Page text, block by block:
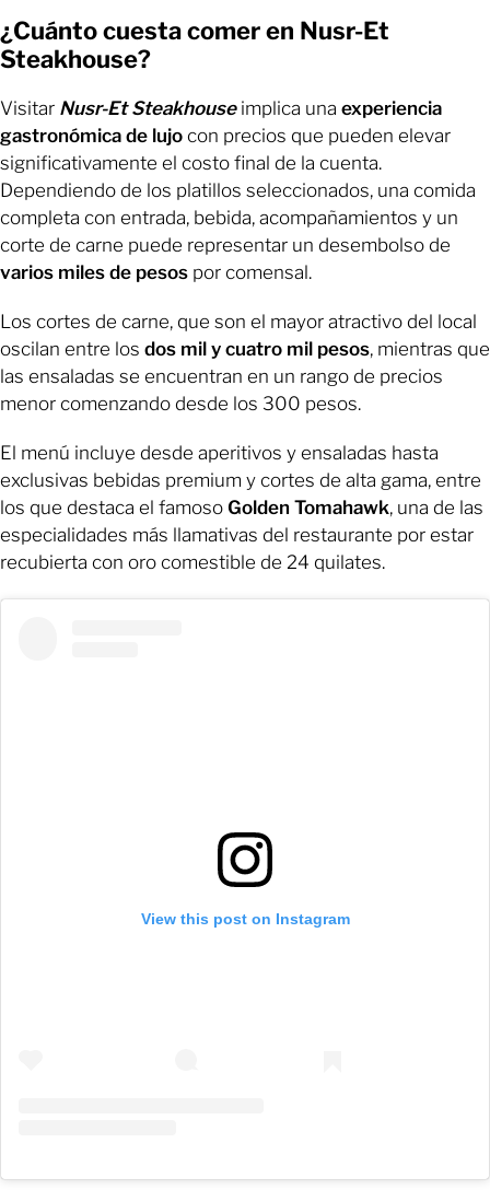
¿Cuánto cuesta comer en Nusr-Et
Steakhouse?
Visitar Nusr-Et Steakhouseimplica una experiencia
gastronómica de lujo con precios que pueden elevar
significativamente el costo final de la cuenta.
Dependiendo de los platillos seleccionados, una comida
completa con entrada, bebida, acompañamientos y un
corte de carne puede representar un desembolso de
varios miles de pesos por comensal.
Los cortes de carne, que son el mayor atractivo del local
oscilan entre los dos mil y cuatro mil pesos, mientras que
las ensaladas se encuentran en un rango de precios
menor comenzando desde los 300 pesos.
El menú incluye desde aperitivos y ensaladas hasta
exclusivas bebidas premium y cortes de alta gama, entre
los que destaca el famoso Golden Tomahawk, una de las
especialidades más llamativas del restaurante por estar
recubierta con oro comestible de 24 quilates.
View this post on Instagram